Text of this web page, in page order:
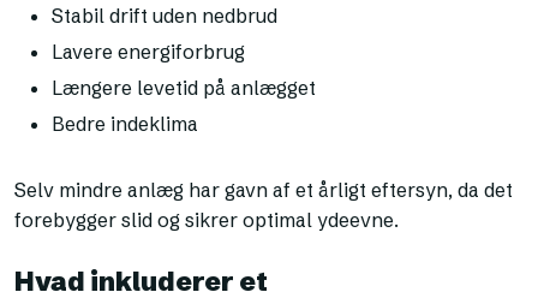
Stabil drift uden nedbrud
Lavere energiforbrug
Længere levetid på anlægget
Bedre indeklima
Selv mindre anlæg har gavn af et årligt eftersyn, da det
forebygger slid og sikrer optimal ydeevne.
Hvad inkluderer et